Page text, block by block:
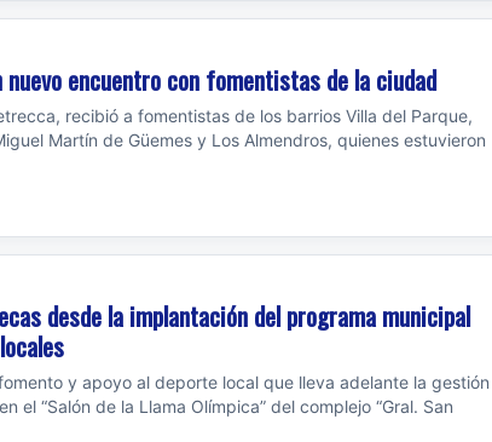
nuevo encuentro con fomentistas de la ciudad
recibió a fomentistas de los barrios Villa del Parque,
Martín de Güemes y Los Almendros, quienes estuvieron
desde la implantación del programa municipal
y apoyo al deporte local que lleva adelante la gestión
el “Salón de la Llama Olímpica” del complejo “Gral. San